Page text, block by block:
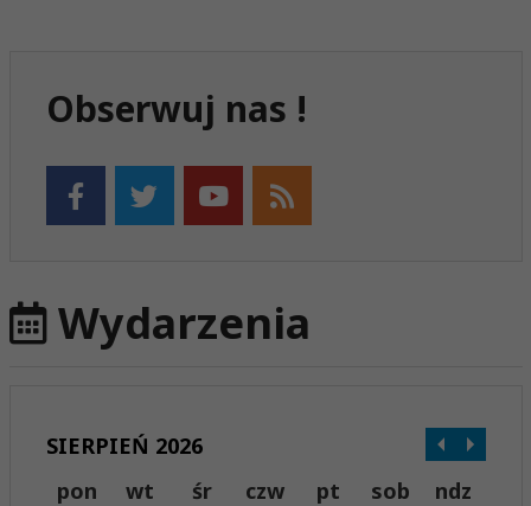
Obserwuj nas !
Wydarzenia
SIERPIEŃ 2026
pon
wt śr czw pt sob ndz